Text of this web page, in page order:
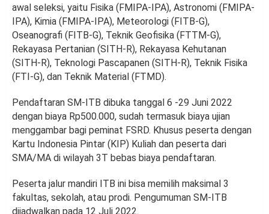
awal seleksi, yaitu Fisika (FMIPA-IPA), Astronomi (FMIPA-
IPA), Kimia (FMIPA-IPA), Meteorologi (FITB-G),
Oseanografi (FITB-G), Teknik Geofisika (FTTM-G),
Rekayasa Pertanian (SITH-R), Rekayasa Kehutanan
(SITH-R), Teknologi Pascapanen (SITH-R), Teknik Fisika
(FTI-G), dan Teknik Material (FTMD).
Pendaftaran SM-ITB dibuka tanggal 6 -29 Juni 2022
dengan biaya Rp500.000, sudah termasuk biaya ujian
menggambar bagi peminat FSRD. Khusus peserta dengan
Kartu Indonesia Pintar (KIP) Kuliah dan peserta dari
SMA/MA di wilayah 3T bebas biaya pendaftaran.
Peserta jalur mandiri ITB ini bisa memilih maksimal 3
fakultas, sekolah, atau prodi. Pengumuman SM-ITB
dijadwalkan pada 12 Juli 2022.